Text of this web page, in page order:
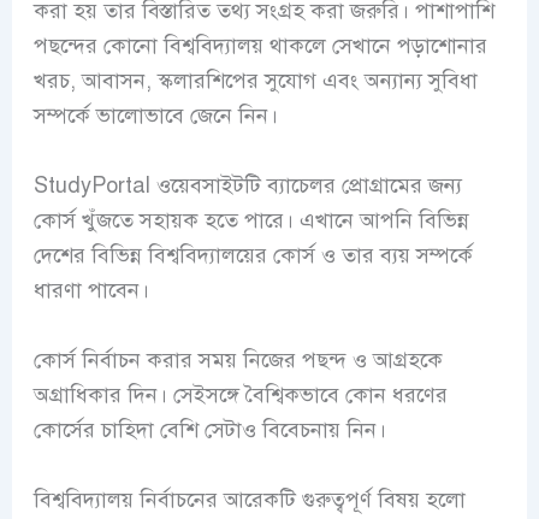
করা হয় তার বিস্তারিত তথ্য সংগ্রহ করা জরুরি। পাশাপাশি
পছন্দের কোনো বিশ্ববিদ্যালয় থাকলে সেখানে পড়াশোনার
খরচ, আবাসন, স্কলারশিপের সুযোগ এবং অন্যান্য সুবিধা
সম্পর্কে ভালোভাবে জেনে নিন।
StudyPortal ওয়েবসাইটটি ব্যাচেলর প্রোগ্রামের জন্য
কোর্স খুঁজতে সহায়ক হতে পারে। এখানে আপনি বিভিন্ন
দেশের বিভিন্ন বিশ্ববিদ্যালয়ের কোর্স ও তার ব্যয় সম্পর্কে
ধারণা পাবেন।
কোর্স নির্বাচন করার সময় নিজের পছন্দ ও আগ্রহকে
অগ্রাধিকার দিন। সেইসঙ্গে বৈশ্বিকভাবে কোন ধরণের
কোর্সের চাহিদা বেশি সেটাও বিবেচনায় নিন।
বিশ্ববিদ্যালয় নির্বাচনের আরেকটি গুরুত্বপূর্ণ বিষয় হলো